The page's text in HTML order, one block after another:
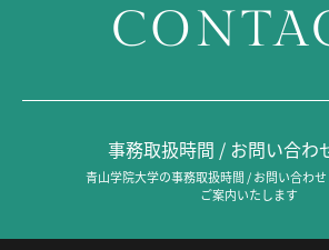
事務取扱時間 / お問い合わ
青山学院大学の事務取扱時間 / お問い合わ
ご案内いたします